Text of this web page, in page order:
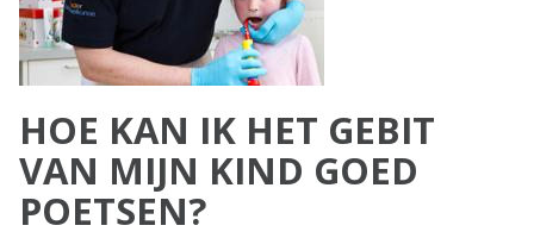
HOE KAN IK HET GEBIT
VAN MIJN KIND GOED
POETSEN?